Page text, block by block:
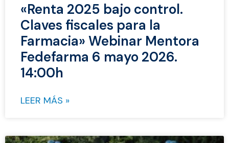
«Renta 2025 bajo control.
Claves fiscales para la
Farmacia» Webinar Mentora
Fedefarma 6 mayo 2026.
14:00h
LEER MÁS »